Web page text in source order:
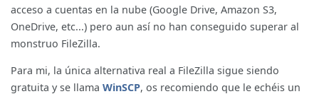
acceso a cuentas en la nube (Google Drive, Amazon S3,
OneDrive, etc...) pero aun así no han conseguido superar al
monstruo FileZilla.
Para mi, la única alternativa real a FileZilla sigue siendo
gratuita y se llama WinSCP, os recomiendo que le echéis un